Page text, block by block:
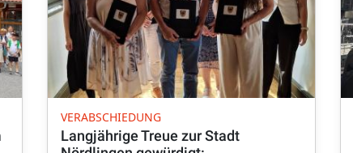
VERABSCHIEDUNG
Langjährige Treue zur Stadt